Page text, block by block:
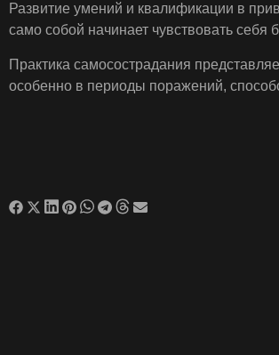
Развитие умений и квалификации в
само собой начинает чувствовать
Практика самосострадания
особенно в периоды поражений,